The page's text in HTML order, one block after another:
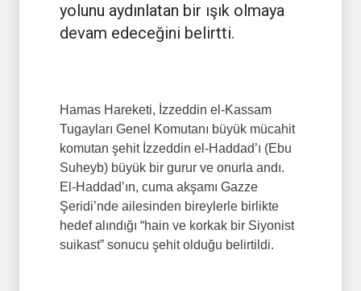
yolunu aydınlatan bir ışık olmaya
devam edeceğini belirtti.
Hamas Hareketi, İzzeddin el-Kassam
Tugayları Genel Komutanı büyük mücahit
komutan şehit İzzeddin el-Haddad’ı (Ebu
Suheyb) büyük bir gurur ve onurla andı.
El-Haddad’ın, cuma akşamı Gazze
Şeridi’nde ailesinden bireylerle birlikte
hedef alındığı “hain ve korkak bir Siyonist
suikast” sonucu şehit olduğu belirtildi.